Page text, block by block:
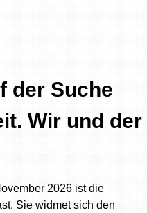
der Suche
Wir und der
2026 ist die
Sie widmet sich den